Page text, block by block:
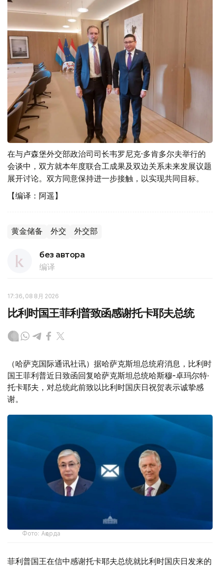
在与卢森堡外交部政治司司长韦罗尼克·多肯多尔夫举行的
会谈中，双方就本年度联合工成果及双边关系未来发展议题
展开讨论。双方同意保持进一步接触，以实现共同目标。
【编译：阿遥】
黄金储备 外交 外交部
без автора
编译
17:36, 08 8月 2026
比利时国王菲利普致函感谢托卡耶夫总统
（哈萨克国际通讯社讯）据哈萨克斯坦总统府消息，比利时
国王菲利普近日致函回复哈萨克斯坦总统哈斯穆-卓玛尔特·
托卡耶夫，对总统此前致以比利时国庆日祝贺表示诚挚感
谢。
Фото: Ақорда
菲利普国王在信中感谢托卡耶夫总统就比利时国庆日发来的